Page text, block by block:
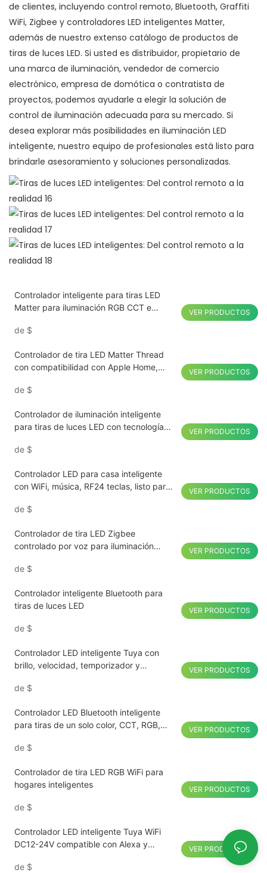
de clientes, incluyendo control remoto, Bluetooth, Graffiti
WiFi, Zigbee y controladores LED inteligentes Matter,
además de nuestro extenso catálogo de productos de
tiras de luces LED. Si usted es distribuidor, propietario de
una marca de iluminación, vendedor de comercio
electrónico, empresa de domótica o contratista de
proyectos, podemos ayudarle a elegir la solución de
control de iluminación adecuada para su mercado. Si
desea explorar más posibilidades en iluminación LED
inteligente, nuestro equipo de profesionales está listo para
brindarle asesoramiento y soluciones personalizadas.
Controlador inteligente para tiras LED
Matter para iluminación RGB CCT e
de $
VER PRODUCTOS
Controlador de tira LED Matter Thread
con compatibilidad con Apple Home,
de $
VER PRODUCTOS
Controlador de iluminación inteligente
para tiras de luces LED con tecnología
de $
VER PRODUCTOS
Controlador LED para casa inteligente
con WiFi, música, RF24 teclas, listo para
de $
VER PRODUCTOS
Controlador de tira LED Zigbee
controlado por voz para iluminación
de $
VER PRODUCTOS
Controlador inteligente Bluetooth para
tiras de luces LED
de $
VER PRODUCTOS
Controlador LED inteligente Tuya con
brillo, velocidad, temporizador y
de $
VER PRODUCTOS
Controlador LED Bluetooth inteligente
para tiras de un solo color, CCT, RGB,
de $
VER PRODUCTOS
Controlador de tira LED RGB WiFi para
hogares inteligentes
de $
VER PRODUCTOS
Controlador LED inteligente Tuya WiFi
DC12-24V compatible con Alexa y
de $
VER PRODUCTOS